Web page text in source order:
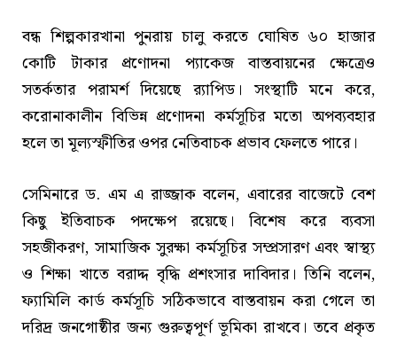
বন্ধ শিল্পকারখানা পুনরায় চালু করতে ঘোষিত ৬০ হাজার
কোটি টাকার প্রণোদনা প্যাকেজ বাস্তবায়নের ক্ষেত্রেও
সতর্কতার পরামর্শ দিয়েছে র‍্যাপিড। সংস্থাটি মনে করে,
করোনাকালীন বিভিন্ন প্রণোদনা কর্মসূচির মতো অপব্যবহার
হলে তা মূল্যস্ফীতির ওপর নেতিবাচক প্রভাব ফেলতে পারে।
সেমিনারে ড. এম এ রাজ্জাক বলেন, এবারের বাজেটে বেশ
কিছু ইতিবাচক পদক্ষেপ রয়েছে। বিশেষ করে ব্যবসা
সহজীকরণ, সামাজিক সুরক্ষা কর্মসূচির সম্প্রসারণ এবং স্বাস্থ্য
ও শিক্ষা খাতে বরাদ্দ বৃদ্ধি প্রশংসার দাবিদার। তিনি বলেন,
ফ্যামিলি কার্ড কর্মসূচি সঠিকভাবে বাস্তবায়ন করা গেলে তা
দরিদ্র জনগোষ্ঠীর জন্য গুরুত্বপূর্ণ ভূমিকা রাখবে। তবে প্রকৃত